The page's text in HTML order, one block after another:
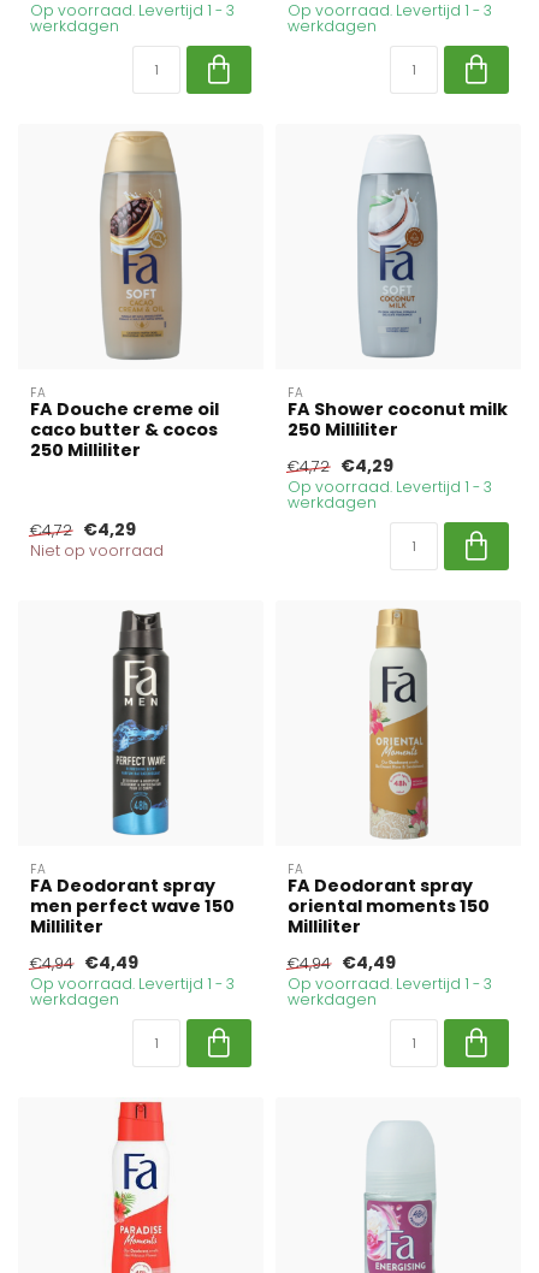
Op voorraad. Levertijd 1 - 3
werkdagen
Op voorraad. Levertijd 1 - 3
werkdagen
FA
FA Douche creme oil
caco butter & cocos
250 Milliliter
€4,72 €4,29
Niet op voorraad
FA
FA Shower coconut milk
250 Milliliter
€4,72 €4,29
Op voorraad. Levertijd 1 - 3
werkdagen
FA
FA Deodorant spray
men perfect wave 150
Milliliter
€4,94 €4,49
Op voorraad. Levertijd 1 - 3
werkdagen
FA
FA Deodorant spray
oriental moments 150
Milliliter
€4,94 €4,49
Op voorraad. Levertijd 1 - 3
werkdagen